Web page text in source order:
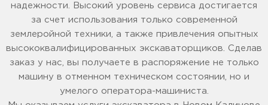
надежности. Высокий уровень сервиса достигается
за счет использования только современной
землеройной техники, а также привлечения опытных
высококвалифицированных экскаваторщиков. Сделав
заказ у нас, вы получаете в распоряжение не только
машину в отменном техническом состоянии, но и
умелого оператора-машиниста.